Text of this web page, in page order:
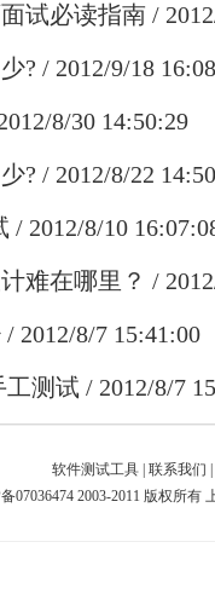
试必读指南 /
? / 2012/9/18
8/30 14:50:29
? / 2012/8/22
/ 2012/8/10
难在哪里？ /
/ 2012/8/7 15:41:00
工测试 / 2012/8/7
软件测试工具 联系我们
07036474 2003-2011 版权所有